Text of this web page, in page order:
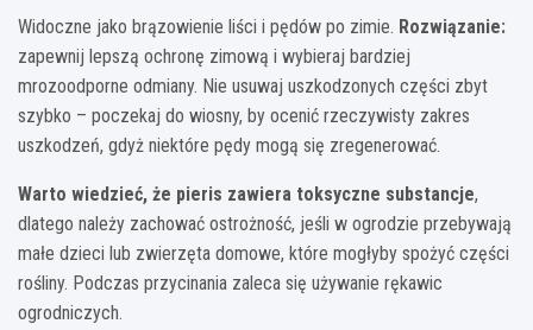
Widoczne jako brązowienie liści i pędów po zimie. Rozwiązanie:
zapewnij lepszą ochronę zimową i wybieraj bardziej
mrozoodporne odmiany. Nie usuwaj uszkodzonych części zbyt
szybko – poczekaj do wiosny, by ocenić rzeczywisty zakres
uszkodzeń, gdyż niektóre pędy mogą się zregenerować.
Warto wiedzieć, że pieris zawiera toksyczne substancje,
dlatego należy zachować ostrożność, jeśli w ogrodzie przebywają
małe dzieci lub zwierzęta domowe, które mogłyby spożyć części
rośliny. Podczas przycinania zaleca się używanie rękawic
ogrodniczych.